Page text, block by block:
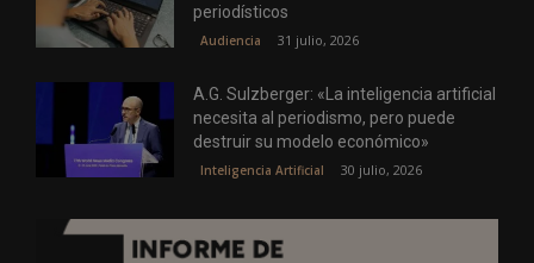
periodísticos
Audiencia 31 julio, 2026
A.G. Sulzberger: «La inteligencia artificial
necesita al periodismo, pero puede
destruir su modelo económico»
Inteligencia Artificial 30 julio, 2026